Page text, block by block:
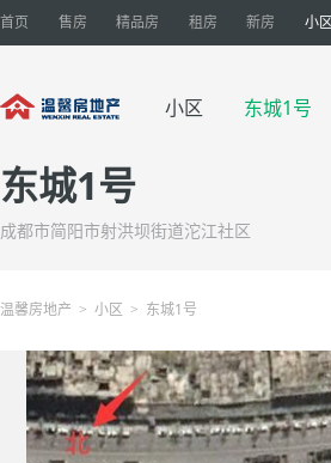
首页 售房 精品房 租房 新房 小区
小区 东城1号
东城1号
成都市简阳市射洪坝街道沱江社区
温馨房地产 > 小区 > 东城1号